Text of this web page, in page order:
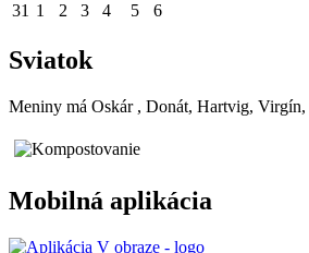
31 1 2 3 4 5 6
Sviatok
Meniny má Oskár , Donát, Hartvig,
Mobilná aplikácia